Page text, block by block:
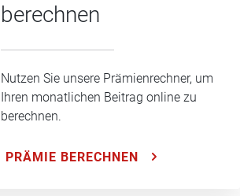
berechnen
Nutzen Sie unsere Prämienrechner, um
Ihren monatlichen Beitrag online zu
berechnen.
PRÄMIE BERECHNEN